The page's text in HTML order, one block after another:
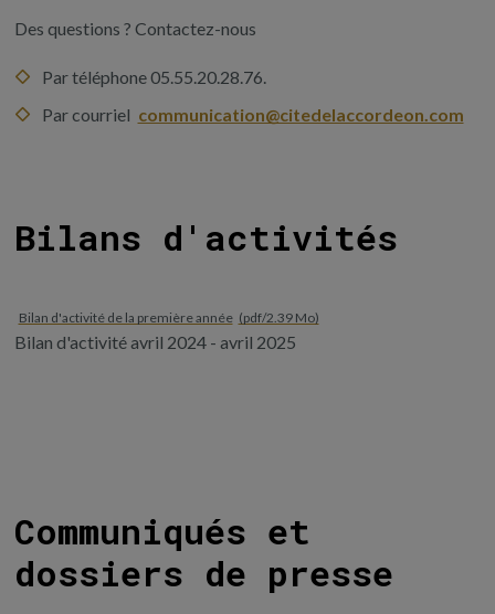
Des questions ? Contactez-nous
Par téléphone 05.55.20.28.76.
Par courriel communication@citedelaccordeon.com
Bilans d'activités
Bilan d'activité de la première année (pdf/2.39 Mo)
Bilan d'activité avril 2024 - avril 2025
Communiqués et
dossiers de presse